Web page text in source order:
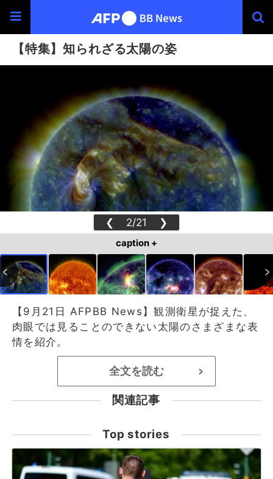
【特集】知られざる太陽の姿
❮ 2/21 ❯
caption +
【9月21日 AFPBB News】観測衛星が捉えた、
肉眼では見ることのできない太陽のさまざまな表
情を紹介。
全文を読む >
関連記事
Top stories